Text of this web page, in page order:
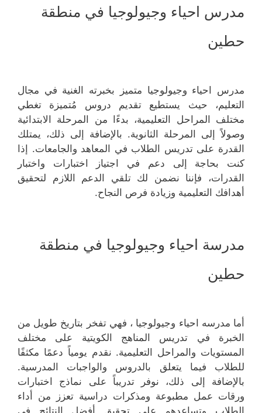
مدرس احياء وجيولوجيا في منطقة
حطين
مدرس احياء وجيولوجيا متميز بخبرته الغنية في مجال
التعليم، حيث يستطيع تقديم دروس مُتميزة تغطي
مختلف المراحل التعليمية، بدءًا من المرحلة الابتدائية
وصولاً إلى المرحلة الثانوية. بالإضافة إلى ذلك، يمتلك
القدرة على تدريس الطلاب في المعاهد والجامعات. إذا
كنت بحاجة إلى دعم في اجتياز اختبارات واختبار
القدرات، فإننا نضمن لك تلقي الدعم اللازم لتحقيق
أهدافك التعليمية وزيادة فرص النجاح.
مدرسة احياء وجيولوجيا في منطقة
حطين
أما مدرسه احياء وجيولوجيا ، فهي تفخر بتاريخ طويل من
الخبرة في تدريس المناهج الكويتية على مختلف
المستويات والمراحل التعليمية. نقدم يومياً دعمًا مكثفًا
للطلاب فيما يتعلق بالدروس والواجبات المدرسية.
بالإضافة إلى ذلك، نوفر تدريباً على نماذج اختبارات
ورقات عمل مطبوعة ومذكرات دراسية تعزز من أداء
الطلاب وتساعدهم على تحقيق أفضل النتائج في